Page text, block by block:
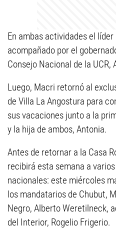
En ambas actividades el líder
acompañado por el
Consejo Nacional de la UCR,
Luego, Macri retornó al
de Villa La Angostura para
sus vacaciones junto a la
y la hija de ambos, Antonia.
Antes de retornar a la Casa
recibirá esta semana a
nacionales: este miércoles
los mandatarios de Chubut,
Negro, Alberto Weretilneck,
del Interior, Rogelio Frigerio.